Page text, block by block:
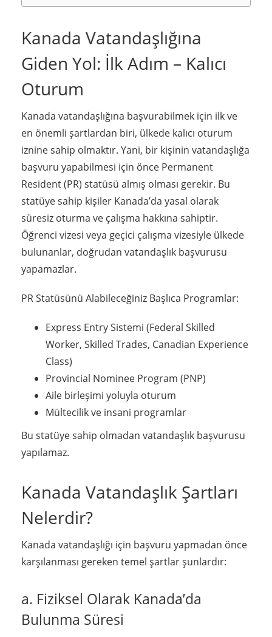
Kanada Vatandaşlığına
Giden Yol: İlk Adım – Kalıcı
Oturum
Kanada vatandaşlığına başvurabilmek için ilk ve
en önemli şartlardan biri, ülkede kalıcı oturum
iznine sahip olmaktır. Yani, bir kişinin vatandaşlığa
başvuru yapabilmesi için önce Permanent
Resident (PR) statüsü almış olması gerekir. Bu
statüye sahip kişiler Kanada’da yasal olarak
süresiz oturma ve çalışma hakkına sahiptir.
Öğrenci vizesi veya geçici çalışma vizesiyle ülkede
bulunanlar, doğrudan vatandaşlık başvurusu
yapamazlar.
PR Statüsünü Alabileceğiniz Başlıca Programlar:
Express Entry Sistemi (Federal Skilled
Worker, Skilled Trades, Canadian Experience
Class)
Provincial Nominee Program (PNP)
Aile birleşimi yoluyla oturum
Mültecilik ve insani programlar
Bu statüye sahip olmadan vatandaşlık başvurusu
yapılamaz.
Kanada Vatandaşlık Şartları
Nelerdir?
Kanada vatandaşlığı için başvuru yapmadan önce
karşılanması gereken temel şartlar şunlardır:
a. Fiziksel Olarak Kanada’da
Bulunma Süresi